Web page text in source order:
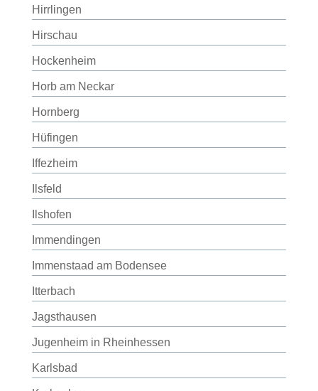
Hirrlingen
Hirschau
Hockenheim
Horb am Neckar
Hornberg
Hüfingen
Iffezheim
Ilsfeld
Ilshofen
Immendingen
Immenstaad am Bodensee
Itterbach
Jagsthausen
Jugenheim in Rheinhessen
Karlsbad